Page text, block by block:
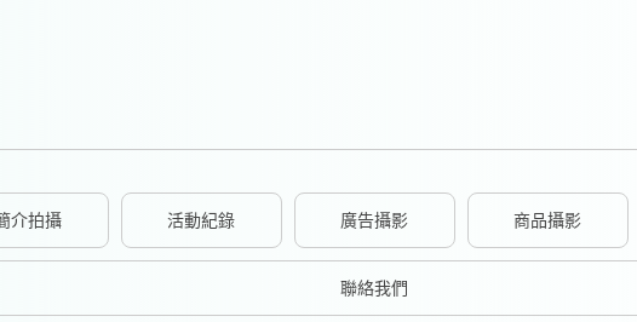
介拍攝 活動紀錄 廣告攝影 商品攝影
聯絡我們